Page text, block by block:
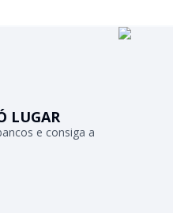
LUGAR
e consiga a